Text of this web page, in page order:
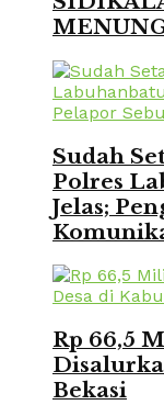
Sudah
Polres
Jelas;
Rp 66,5
Bekasi